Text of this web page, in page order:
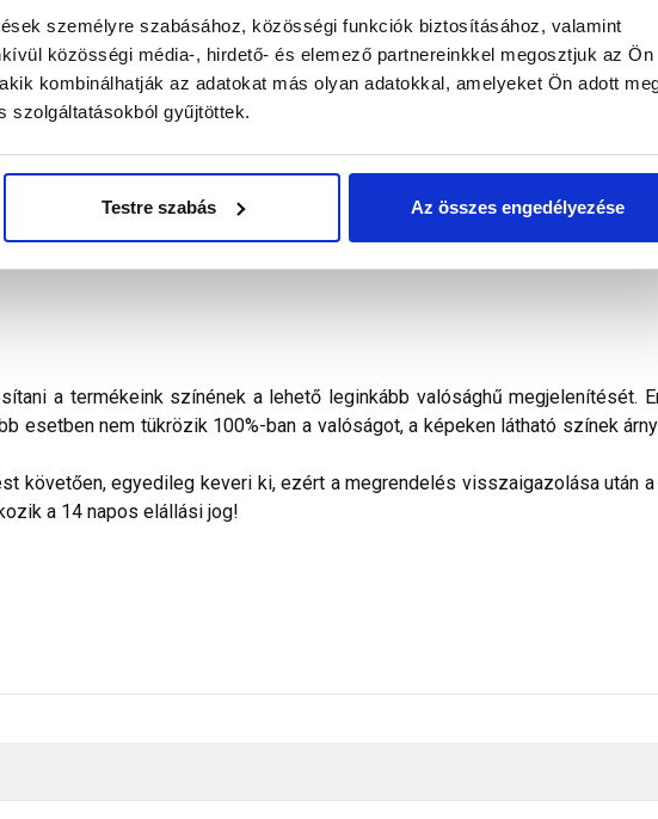
személyre szabásához, közösségi funkciók biztosításához, valamint
közösségi média-, hirdető- és elemező partnereinkkel megosztjuk az Ön
kombinálhatják az adatokat más olyan adatokkal, amelyeket Ön adott
szolgáltatásokból gyűjtöttek.
Testre szabás Az összes engedélyezése
kapcsolatban. Kérjük, figyelmesen olvassa el!
megmunkált homlokzatok lábazati sík feletti, vízszigeteléssel védett,
Gördülőszemcsés, dörzsölt hatású, 2 mm szemcsenagysággal,
Thermomaster univerzális alapozóval kell kezelni. Felhasználási
alatt erős, közvetlen napsütés, huzat és nedvesség nem érheti.
a termékeink színének a lehető leginkább valósághű megjelenítését.
nem tükrözik 100%-ban a valóságot, a képeken látható színek
követően, egyedileg keveri ki, ezért a megrendelés visszaigazolása után
a 14 napos elállási jog!